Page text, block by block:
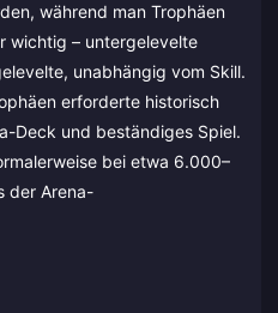
während man Trophäen
wichtig – untergelevelte
unabhängig vom Skill.
erforderte historisch
Deck und beständiges Spiel.
bei etwa 6.000–
der Arena-